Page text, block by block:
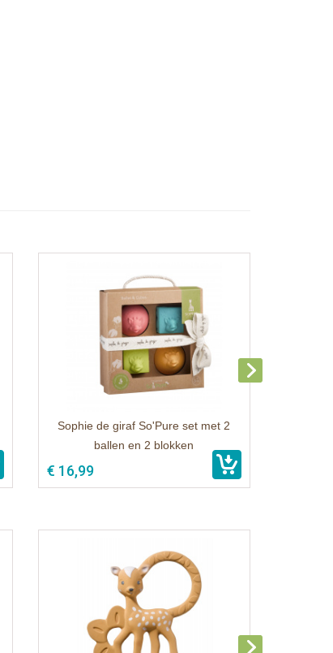
Sophie de giraf So'Pure set met 2
ballen en 2 blokken
€ 16,99